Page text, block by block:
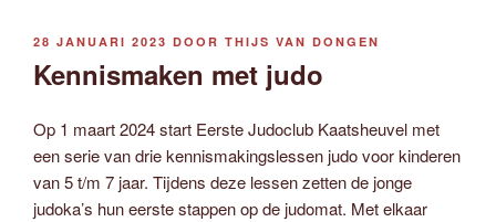
GEPLAATST
28 JANUARI 2023 DOOR THIJS VAN DONGEN
Kennismaken met judo
Op 1 maart 2024 start Eerste Judoclub Kaatsheuvel met
een serie van drie kennismakingslessen judo voor kinderen
van 5 t/m 7 jaar. Tijdens deze lessen zetten de jonge
judoka’s hun eerste stappen op de judomat. Met elkaar